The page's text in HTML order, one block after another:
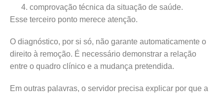
comprovação técnica da situação de saúde.
Esse terceiro ponto merece atenção.
O diagnóstico, por si só, não garante automaticamente o
direito à remoção. É necessário demonstrar a relação
entre o quadro clínico e a mudança pretendida.
Em outras palavras, o servidor precisa explicar por que a